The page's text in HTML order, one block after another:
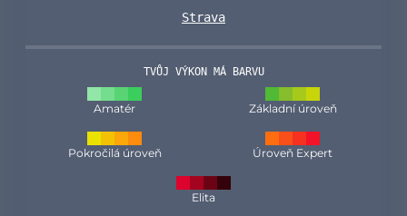
Strava
TVŮJ VÝKON MÁ BARVU
Amatér Základní úroveň
Pokročilá úroveň Úroveň Expert
Elita